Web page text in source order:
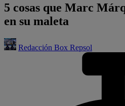
5 cosas que Marc
en su maleta
Redacción Box Repsol